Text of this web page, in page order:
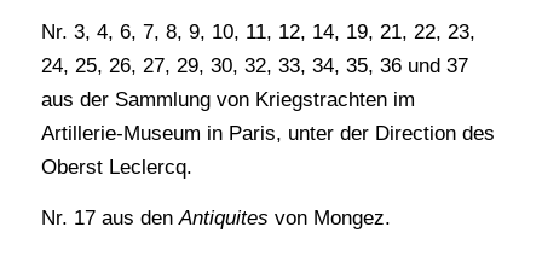
Nr. 3, 4, 6, 7, 8, 9, 10, 11, 12, 14, 19, 21, 22, 23,
24, 25, 26, 27, 29, 30, 32, 33, 34, 35, 36 und 37
aus der Sammlung von Kriegstrachten im
Artillerie-Museum in Paris, unter der Direction des
Oberst Leclercq.
Nr. 17 aus denAntiquites von Mongez.